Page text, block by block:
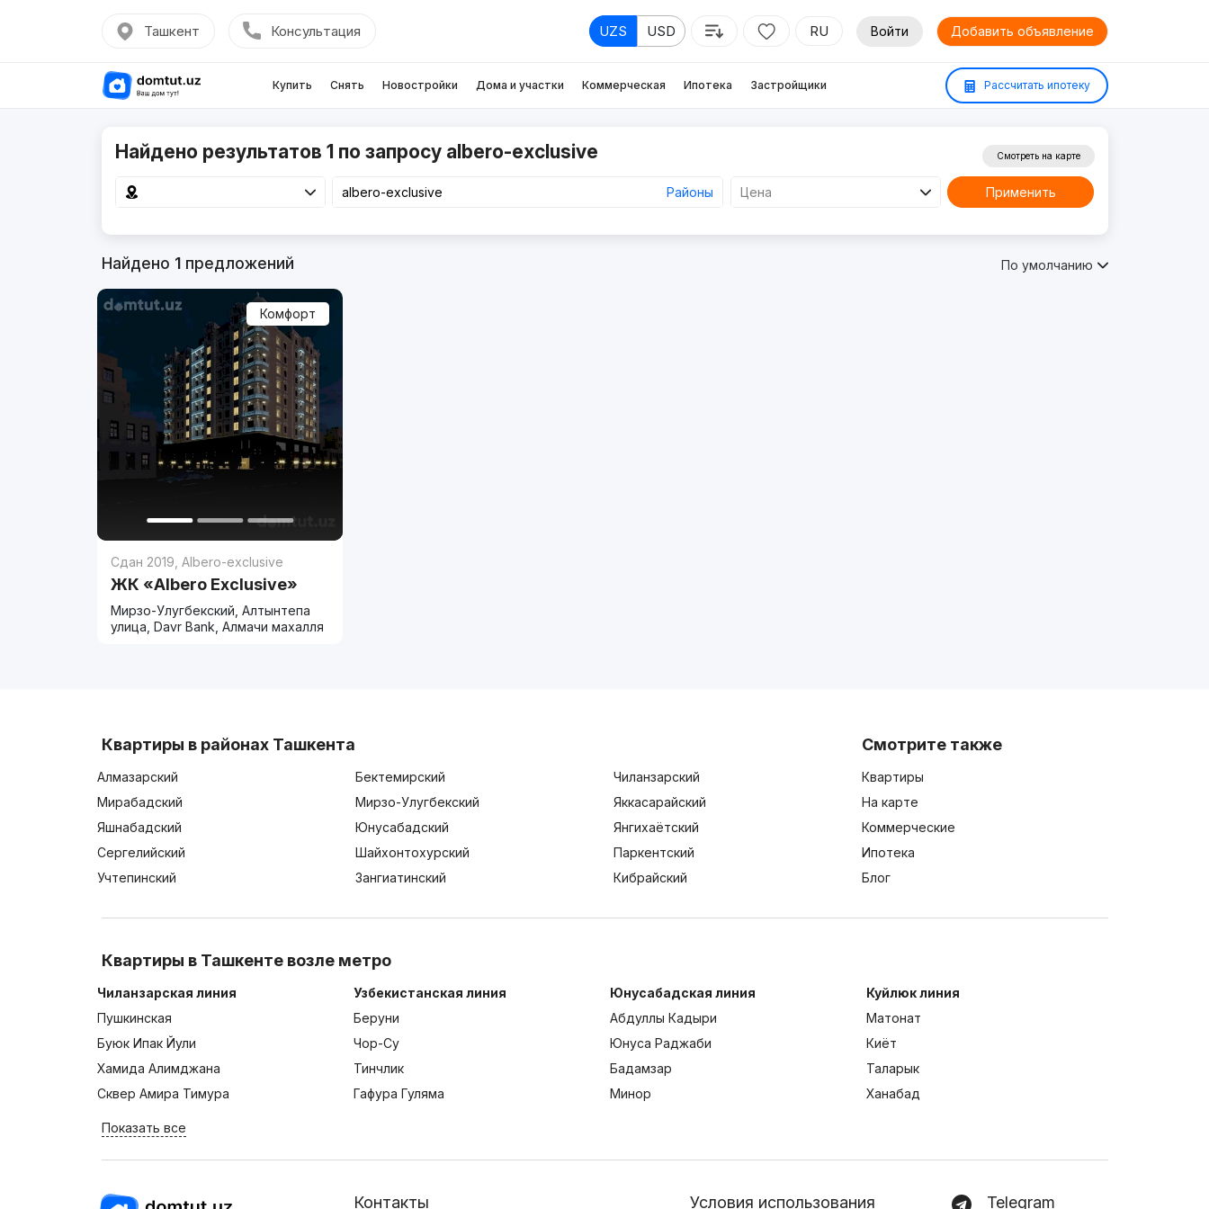
Ташкент Консультация UZS USD RU Войти Добавить объявление
Купить Снять Новостройки Дома и участки Коммерческая Ипотека Застройщики Рассчитать ипотеку
Найдено результатов 1 по запросу albero-exclusive
Районы Цена
Смотреть на карте
Применить
Найдено 1предложений По умолчанию
Комфорт
Сдан 2019 ,Albero-exclusive
ЖК «Albero Exclusive»
Мирзо-Улугбекский, Алтынтепа
улица, Davr Bank, Алмачи махалля
Квартиры в районах Ташкента
Алмазарский Бектемирский
Чиланзарский
Мирабадский
Мирзо-Улугбекский
Яккасарайский
Яшнабадский
Юнусабадский
Янгихаётский
Сергелийский
Шайхонтохурский
Паркентский
Учтепинский
Зангиатинский Кибрайский
Смотрите также
Квартиры
На карте
Коммерческие
Ипотека
Блог
Квартиры в Ташкенте возле метро
Чиланзарская линия
Пушкинская
Буюк Ипак Йули
Хамида Алимджана
Сквер Амира Тимура
Узбекистанская линия
Беруни
Чор-Су
Тинчлик
Гафура Гуляма
Юнусабадская линия
Абдуллы Кадыри
Юнуса Раджаби
Бадамзар
Минор
Куйлюк линия
Матонат
Киёт
Таларык
Ханабад
Показать все
Контакты Условия использования Telegram